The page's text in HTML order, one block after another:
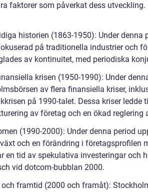
faktorer som påverkat dess
historien (1863-1950): Under denna
på traditionella industrier och
av kontinuitet, med periodiska
krisen (1950-1990): Under
av flera finansiella kriser,
på 1990-talet. Dessa kriser ledde
av företag och en ökad reglering
(1990-2000): Under denna period
och en förändring i företagsprofilen
en tid av spekulativa investeringar och
vid dotcom-bubblan 2000.
och framtid (2000 och framåt):